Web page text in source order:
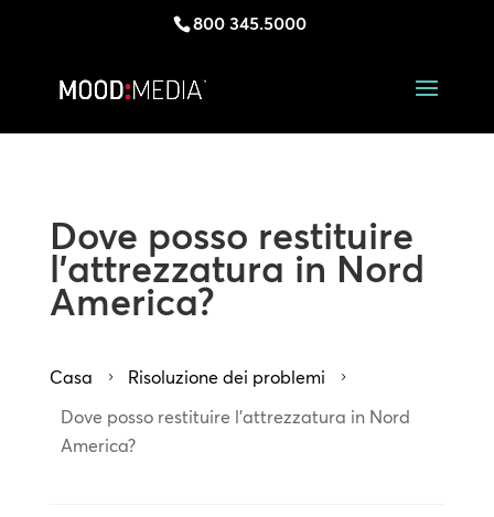
800 345.5000
Dove posso restituire
l'attrezzatura in Nord
America?
Casa 5 Risoluzione dei problemi 5
Dove posso restituire l'attrezzatura in Nord
America?